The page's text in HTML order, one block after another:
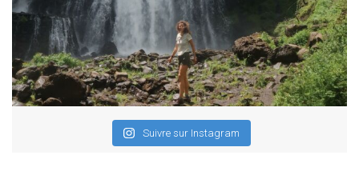
Suivre sur Instagram